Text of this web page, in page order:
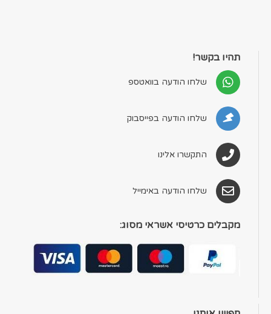
תהיו בקשר!
שלחו הודעה בוואטספ
שלחו הודעה בפייסבוק
התקשרו אלינו
שלחו הודעה באימייל
מקבלים כרטיסי אשראי מסוג: